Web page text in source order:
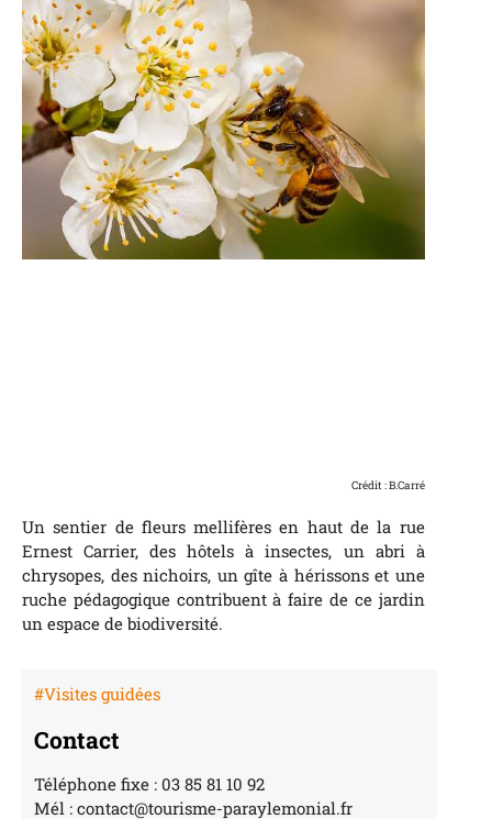
Crédit : B.Carré
Un sentier de fleurs mellifères en haut de la rue
Ernest Carrier, des hôtels à insectes, un abri à
chrysopes, des nichoirs, un gîte à hérissons et une
ruche pédagogique contribuent à faire de ce jardin
un espace de biodiversité.
#Visites guidées
Contact
Téléphone fixe : 03 85 81 10 92
Mél : contact@tourisme-paraylemonial.fr